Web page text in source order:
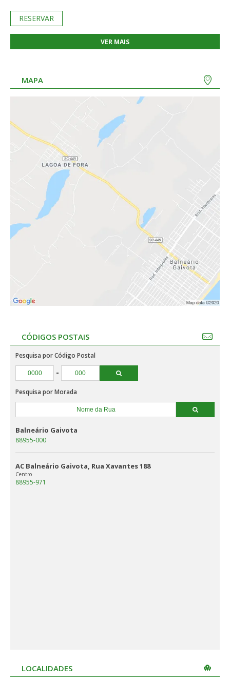
RESERVAR
VER MAIS
MAPA
CÓDIGOS POSTAIS
Pesquisa por Código Postal
-
Pesquisa por Morada
Balneário Gaivota
88955-000
AC Balneário Gaivota, Rua Xavantes 188
Centro
88955-971
LOCALIDADES